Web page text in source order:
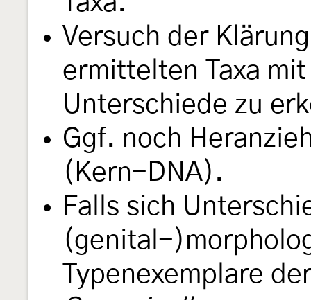
Versuch der
ermittelten Taxa
Unterschiede zu
Ggf. noch
(Kern-DNA).
Falls sich
(genital-
Typenexemplare